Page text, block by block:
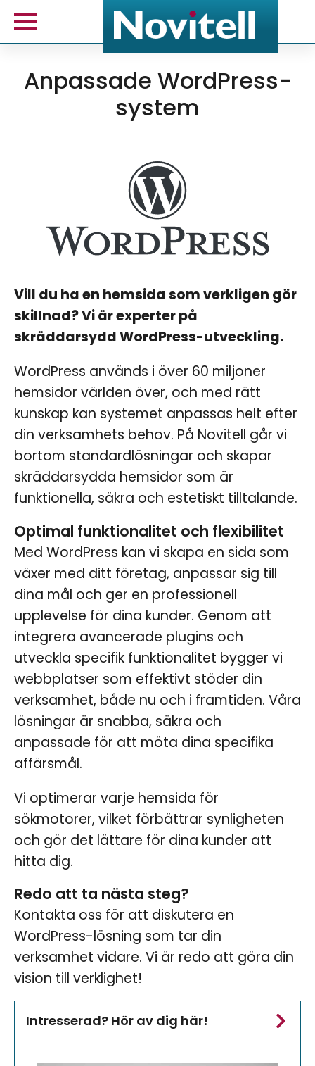
Anpassade WordPress-
system
Vill du ha en hemsida som verkligen gör
skillnad? Vi är experter på
skräddarsydd WordPress-utveckling.
WordPress används i över 60 miljoner
hemsidor världen över, och med rätt
kunskap kan systemet anpassas helt efter
din verksamhets behov. På Novitell går vi
bortom standardlösningar och skapar
skräddarsydda hemsidor som är
funktionella, säkra och estetiskt tilltalande.
Optimal funktionalitet och flexibilitet
Med WordPress kan vi skapa en sida som
växer med ditt företag, anpassar sig till
dina mål och ger en professionell
upplevelse för dina kunder. Genom att
integrera avancerade plugins och
utveckla specifik funktionalitet bygger vi
webbplatser som effektivt stöder din
verksamhet, både nu och i framtiden. Våra
lösningar är snabba, säkra och
anpassade för att möta dina specifika
affärsmål.
Vi optimerar varje hemsida för
sökmotorer, vilket förbättrar synligheten
och gör det lättare för dina kunder att
hitta dig.
Redo att ta nästa steg?
Kontakta oss för att diskutera en
WordPress-lösning som tar din
verksamhet vidare. Vi är redo att göra din
vision till verklighet!
Intresserad? Hör av dig här!